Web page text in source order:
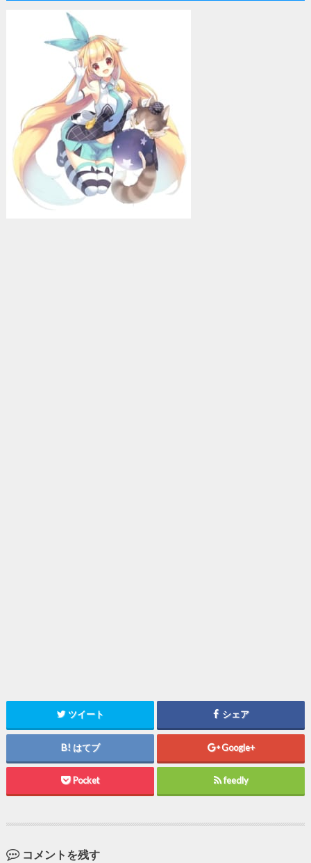
ツイート シェア
はてブ Google+
Pocket feedly
コメントを残す